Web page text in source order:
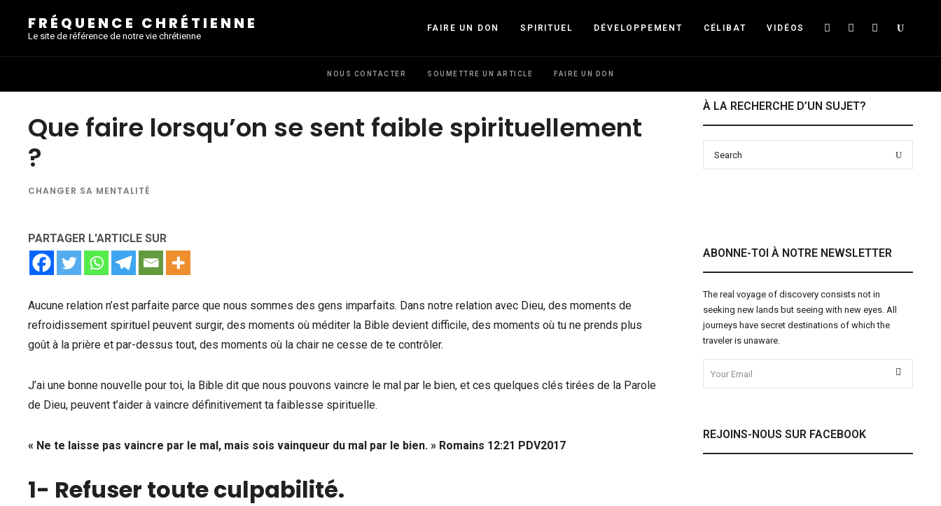
FRÉQUENCE CHRÉTIENNE
Le site de référence de notre vie chrétienne
FAIRE UN DON SPIRITUEL DÉVELOPPEMENT CÉLIBAT VIDÉOS
NOUS CONTACTER SOUMETTRE UN ARTICLE FAIRE UN DON
Que faire lorsqu’on se sent faible spirituellement
?
CHANGER SA MENTALITÉ
PARTAGER L'ARTICLE SUR
Aucune relation n’est parfaite parce que nous sommes des gens imparfaits. Dans notre relation avec Dieu, des moments de
refroidissement spirituel peuvent surgir, des moments où méditer la Bible devient difficile, des moments où tu ne prends plus
goût à la prière et par-dessus tout, des moments où la chair ne cesse de te contrôler.
J’ai une bonne nouvelle pour toi, la Bible dit que nous pouvons vaincre le mal par le bien, et ces quelques clés tirées de la Parole
de Dieu, peuvent t’aider à vaincre définitivement ta faiblesse spirituelle.
« Ne te laisse pas vaincre par le mal, mais sois vainqueur du mal par le bien. » ‭‭Romains‬ ‭12:21‬ ‭PDV2017‬‬
1- Refuser toute culpabilité.
À LA RECHERCHE D’UN SUJET?
Search
ABONNE-TOI À NOTRE NEWSLETTER
The real voyage of discovery consists not in
seeking new lands but seeing with new eyes. All
journeys have secret destinations of which the
traveler is unaware.
REJOINS-NOUS SUR FACEBOOK